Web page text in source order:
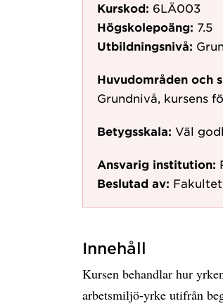
Kurskod: 6LÄ003
Högskolepoäng: 7.5
Utbildningsnivå:
Huvudområden och
Grundnivå, kursens
Betygsskala: Väl
Ansvarig institution:
Beslutad av:
Innehåll
Kursen behandlar hur
arbetsmiljö-yrke utifrån